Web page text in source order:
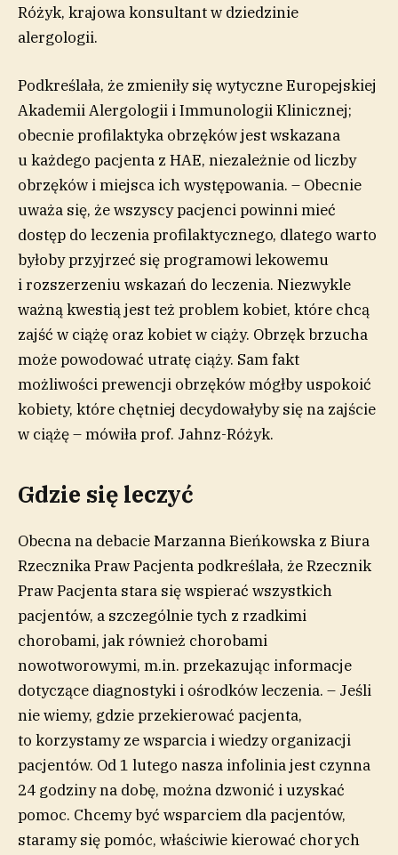
Różyk, krajowa konsultant w dziedzinie
alergologii.
Podkreślała, że zmieniły się wytyczne Europejskiej
Akademii Alergologii i Immunologii Klinicznej;
obecnie profilaktyka obrzęków jest wskazana
u każdego pacjenta z HAE, niezależnie od liczby
obrzęków i miejsca ich występowania. – Obecnie
uważa się, że wszyscy pacjenci powinni mieć
dostęp do leczenia profilaktycznego, dlatego warto
byłoby przyjrzeć się programowi lekowemu
i rozszerzeniu wskazań do leczenia. Niezwykle
ważną kwestią jest też problem kobiet, które chcą
zajść w ciążę oraz kobiet w ciąży. Obrzęk brzucha
może powodować utratę ciąży. Sam fakt
możliwości prewencji obrzęków mógłby uspokoić
kobiety, które chętniej decydowałyby się na zajście
w ciążę – mówiła prof. Jahnz-Różyk.
Gdzie się leczyć
Obecna na debacie Marzanna Bieńkowska z Biura
Rzecznika Praw Pacjenta podkreślała, że Rzecznik
Praw Pacjenta stara się wspierać wszystkich
pacjentów, a szczególnie tych z rzadkimi
chorobami, jak również chorobami
nowotworowymi, m.in. przekazując informacje
dotyczące diagnostyki i ośrodków leczenia. – Jeśli
nie wiemy, gdzie przekierować pacjenta,
to korzystamy ze wsparcia i wiedzy organizacji
pacjentów. Od 1 lutego nasza infolinia jest czynna
24 godziny na dobę, można dzwonić i uzyskać
pomoc. Chcemy być wsparciem dla pacjentów,
staramy się pomóc, właściwie kierować chorych